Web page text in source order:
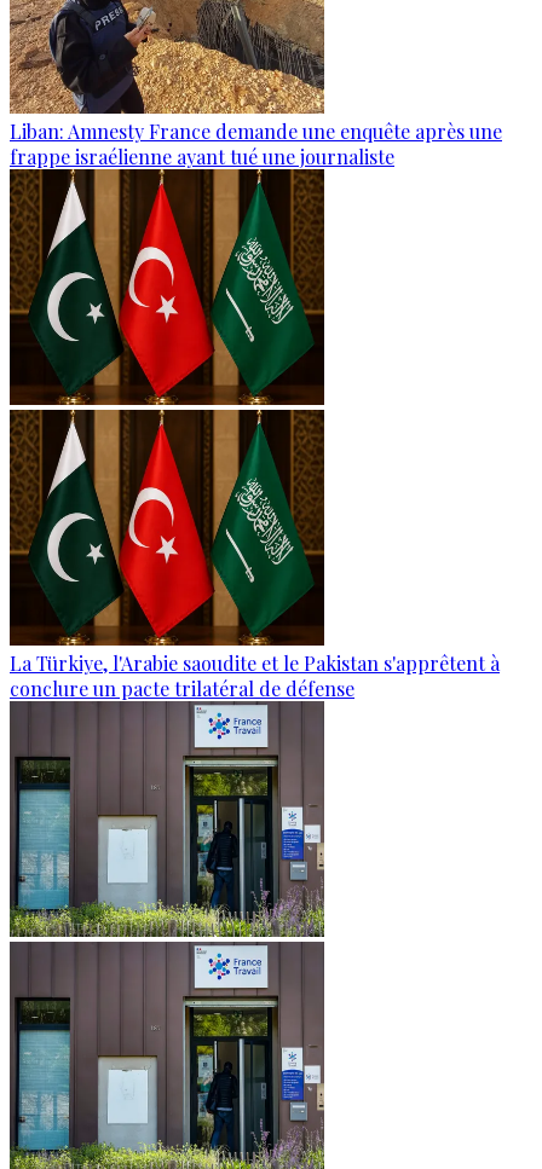
Liban: Amnesty France demande une enquête après une
frappe israélienne ayant tué une journaliste
La Türkiye, l'Arabie saoudite et le Pakistan s'apprêtent à
conclure un pacte trilatéral de défense